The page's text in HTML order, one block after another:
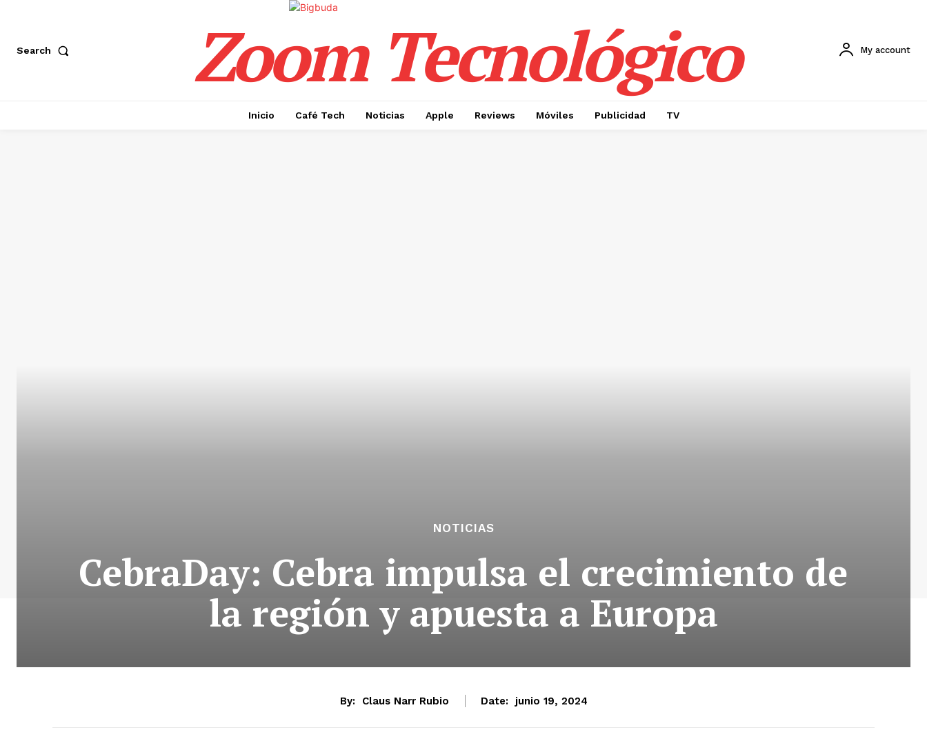
Search Zoom Tecnológico My account
Inicio Café Tech Noticias Apple Reviews Móviles Publicidad TV
NOTICIAS
CebraDay: Cebra impulsa el crecimiento de
la región y apuesta a Europa
By: Claus Narr Rubio Date: junio 19, 2024